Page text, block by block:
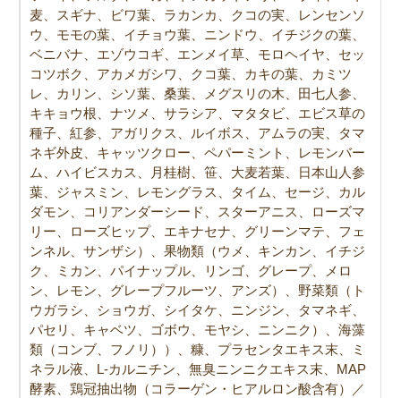
麦、スギナ、ビワ葉、ラカンカ、クコの実、レンセンソ
ウ、モモの葉、イチョウ葉、ニンドウ、イチジクの葉、
ベニバナ、エゾウコギ、エンメイ草、モロヘイヤ、セッ
コツボク、アカメガシワ、クコ葉、カキの葉、カミツ
レ、カリン、シソ葉、桑葉、メグスリの木、田七人参、
キキョウ根、ナツメ、サラシア、マタタビ、エビス草の
種子、紅参、アガリクス、ルイボス、アムラの実、タマ
ネギ外皮、キャッツクロー、ペパーミント、レモンバー
ム、ハイビスカス、月桂樹、笹、大麦若葉、日本山人参
葉、ジャスミン、レモングラス、タイム、セージ、カル
ダモン、コリアンダーシード、スターアニス、ローズマ
リー、ローズヒップ、エキナセナ、グリーンマテ、フェ
ンネル、サンザシ）、果物類（ウメ、キンカン、イチジ
ク、ミカン、パイナップル、リンゴ、グレープ、メロ
ン、レモン、グレープフルーツ、アンズ）、野菜類（ト
ウガラシ、ショウガ、シイタケ、ニンジン、タマネギ、
パセリ、キャベツ、ゴボウ、モヤシ、ニンニク）、海藻
類（コンブ、フノリ））、糠、プラセンタエキス末、ミ
ネラル液、L-カルニチン、無臭ニンニクエキス末、MAP
酵素、鶏冠抽出物（コラーゲン・ヒアルロン酸含有）／